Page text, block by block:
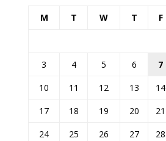
M T W T F
3
4 5 6 7
10
11 12 13 14
17
18 19 20 21
24
25 26 27 28